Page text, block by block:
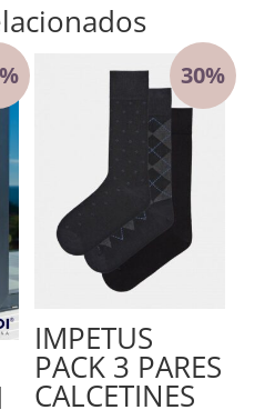
30%
IMPETUS
PACK 3 PARES
CALCETINES